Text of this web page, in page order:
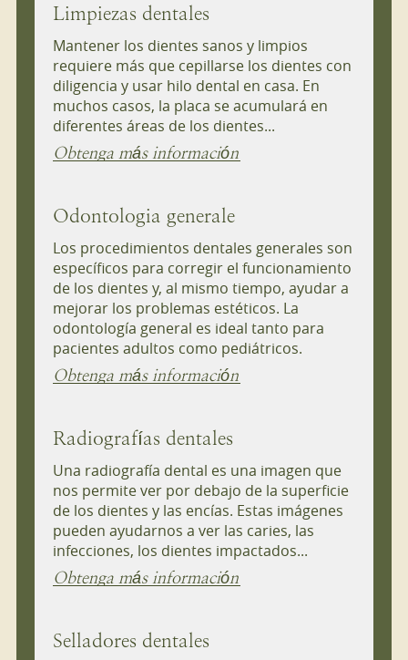
Limpiezas dentales
Mantener los dientes sanos y limpios
requiere más que cepillarse los dientes con
diligencia y usar hilo dental en casa. En
muchos casos, la placa se acumulará en
diferentes áreas de los dientes...
Obtenga más información
Odontologia generale
Los procedimientos dentales generales son
específicos para corregir el funcionamiento
de los dientes y, al mismo tiempo, ayudar a
mejorar los problemas estéticos. La
odontología general es ideal tanto para
pacientes adultos como pediátricos.
Obtenga más información
Radiografías dentales
Una radiografía dental es una imagen que
nos permite ver por debajo de la superficie
de los dientes y las encías. Estas imágenes
pueden ayudarnos a ver las caries, las
infecciones, los dientes impactados...
Obtenga más información
Selladores dentales